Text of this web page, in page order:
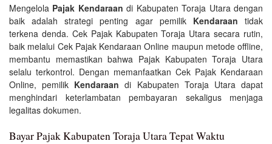
Mengelola Pajak Kendaraan di Kabupaten Toraja Utara dengan
baik adalah strategi penting agar pemilik Kendaraan tidak
terkena denda. Cek Pajak Kabupaten Toraja Utara secara rutin,
baik melalui Cek Pajak Kendaraan Online maupun metode offline,
membantu memastikan bahwa Pajak Kabupaten Toraja Utara
selalu terkontrol. Dengan memanfaatkan Cek Pajak Kendaraan
Online, pemilik Kendaraan di Kabupaten Toraja Utara dapat
menghindari keterlambatan pembayaran sekaligus menjaga
legalitas dokumen.
Bayar Pajak Kabupaten Toraja Utara Tepat Waktu